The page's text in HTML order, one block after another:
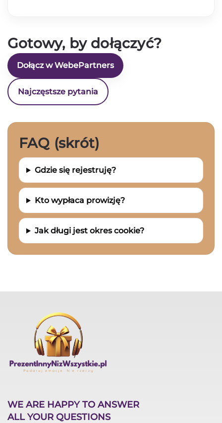
Gotowy, by dołączyć?
Dołącz w WebePartners
Najczęstsze pytania
FAQ (skrót)
Gdzie się rejestruję?
Kto wypłaca prowizję?
Jak długi jest okres cookie?
WE ARE HAPPY TO ANSWER
ALL YOUR QUESTIONS